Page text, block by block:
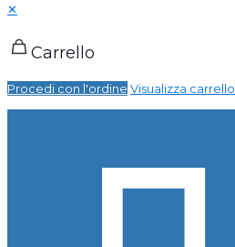
✕
Carrello
Procedi con l'ordine Visualizza carrello